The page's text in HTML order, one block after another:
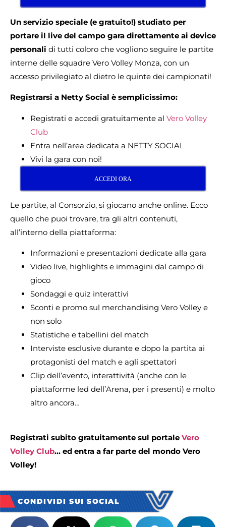
Un servizio speciale (e gratuito!) studiato per
portare il live del campo gara direttamente ai device
personali di tutti coloro che vogliono seguire le partite
interne delle squadre Vero Volley Monza, con un
accesso privilegiato al dietro le quinte dei campionati!
Registrarsi a Netty Social è semplicissimo:
Registrati e accedi gratuitamente al Vero Volley
Club
Entra nell’area dedicata a NETTY SOCIAL
Vivi la gara con noi!
ACCEDI ORA
Le partite, al Consorzio, si giocano anche online. Ecco
quello che puoi trovare, tra gli altri contenuti,
all’interno della piattaforma:
Informazioni e presentazioni dedicate alla gara
Video live, highlights e immagini dal campo di
gioco
Sondaggi e quiz interattivi
Sconti e promo sul merchandising Vero Volley e
non solo
Statistiche e tabellini del match
Interviste esclusive durante e dopo la partita ai
protagonisti del match e agli spettatori
Clip dell’evento, interattività (anche con le
piattaforme led dell’Arena, per i presenti) e molto
altro ancora…
Registrati subito gratuitamente sul portale Vero
Volley Club… ed entra a far parte del mondo Vero
Volley!
CONDIVIDI SUI SOCIAL